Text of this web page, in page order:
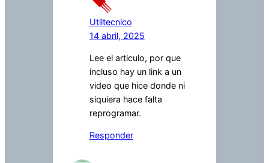
Utiltecnico
14 abril, 2025
Lee el articulo, por que
incluso hay un link a un
video que hice donde ni
siquiera hace falta
reprogramar.
Responder